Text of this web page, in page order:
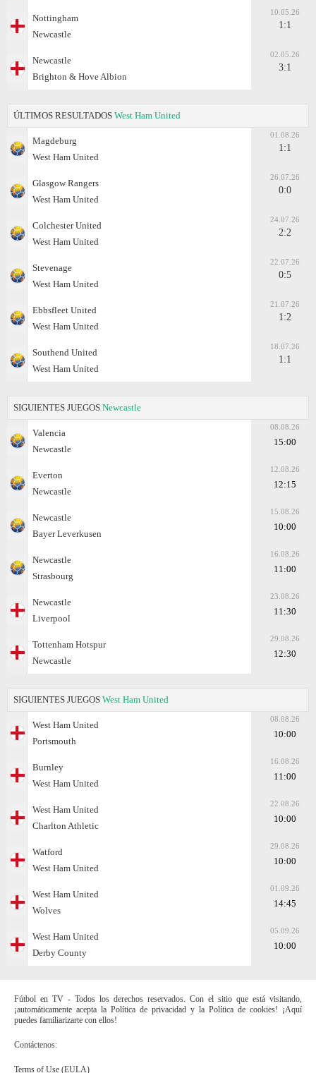
Nottingham
Newcastle
10.05.26
1:1
Newcastle
Brighton & Hove Albion
02.05.26
3:1
ÚLTIMOS RESULTADOS West Ham United
Magdeburg
West Ham United
01.08.26
1:1
Glasgow Rangers
West Ham United
26.07.26
0:0
Colchester United
West Ham United
24.07.26
2:2
Stevenage
West Ham United
22.07.26
0:5
Ebbsfleet United
West Ham United
21.07.26
1:2
Southend United
West Ham United
18.07.26
1:1
SIGUIENTES JUEGOS Newcastle
Valencia
Newcastle
08.08.26
15:00
Everton
Newcastle
12.08.26
12:15
Newcastle
Bayer Leverkusen
15.08.26
10:00
Newcastle
Strasbourg
16.08.26
11:00
Newcastle
Liverpool
23.08.26
11:30
Tottenham Hotspur
Newcastle
29.08.26
12:30
SIGUIENTES JUEGOS West Ham United
West Ham United
Portsmouth
08.08.26
10:00
Burnley
West Ham United
16.08.26
11:00
West Ham United
Charlton Athletic
22.08.26
10:00
Watford
West Ham United
29.08.26
10:00
West Ham United
Wolves
01.09.26
14:45
West Ham United
Derby County
05.09.26
10:00
Fútbol en TV - Todos los derechos reservados. Con el sitio que está visitando,
¡automáticamente acepta la Política de privacidad y la Política de cookies! ¡Aquí
puedes familiarizarte con ellos!
Contáctenos:
Terms of Use (EULA)